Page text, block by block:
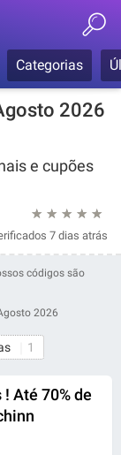
Categorias
2026
e cupões
★
★
★
★
★
7 dias atrás
códigos são
2026
1
Até 70% de